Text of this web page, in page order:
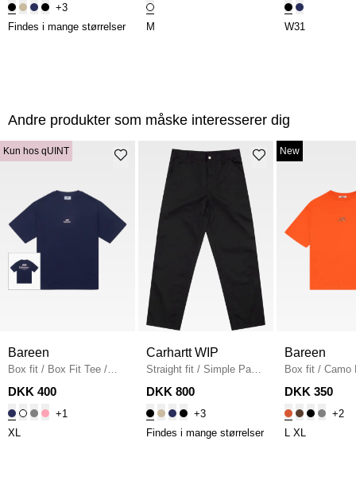
+3
Findes i mange størrelser
M W31
Andre produkter som måske interesserer dig
Kun hos qUINT
Bareen
Box fit / Box Fit Tee /
NAVY
DKK 400
+1
XL
Carhartt WIP
Straight fit / Simple Pant
I020075 / BLACK
DKK 800
+3
Findes i mange størrelser
New
Bareen
Box fit / Camo
Fit T-shirt /
DKK 350
+2
L XL